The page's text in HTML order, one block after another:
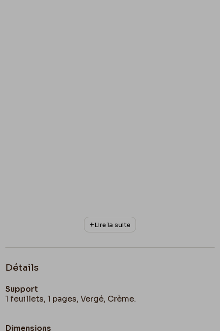
Lire la suite
Détails
Support
1 feuillets, 1 pages, Vergé, Crème.
Dimensions